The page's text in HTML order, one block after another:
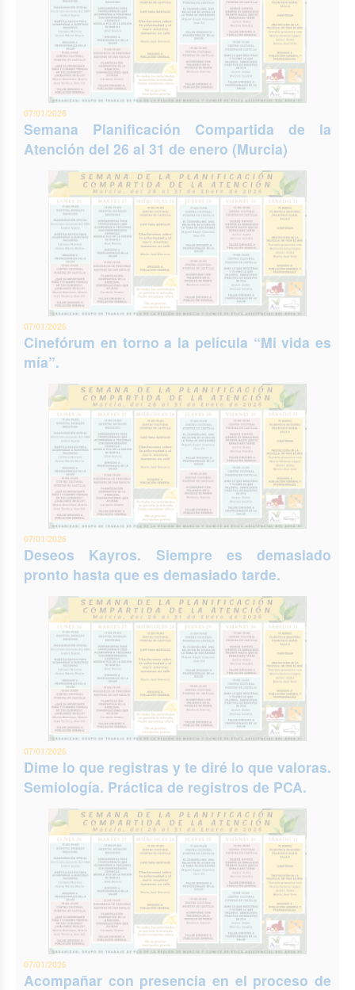
07/01/2026
Semana Planificación Compartida de la
Atención del 26 al 31 de enero (Murcia)
07/01/2026
Cinefórum en torno a la película “Mi vida es
mía”.
07/01/2026
Deseos Kayros. Siempre es demasiado
pronto hasta que es demasiado tarde.
07/01/2026
Dime lo que registras y te diré lo que valoras.
Semiología. Práctica de registros de PCA.
07/01/2026
Acompañar con presencia en el proceso de